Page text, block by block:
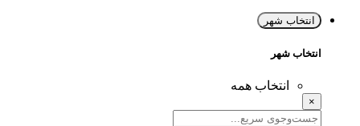
انتخاب شهر
انتخاب شهر
انتخاب همه